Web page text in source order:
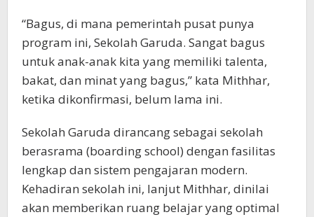
“Bagus, di mana pemerintah pusat punya
program ini, Sekolah Garuda. Sangat bagus
untuk anak-anak kita yang memiliki talenta,
bakat, dan minat yang bagus,” kata Mithhar,
ketika dikonfirmasi, belum lama ini.
Sekolah Garuda dirancang sebagai sekolah
berasrama (boarding school) dengan fasilitas
lengkap dan sistem pengajaran modern.
Kehadiran sekolah ini, lanjut Mithhar, dinilai
akan memberikan ruang belajar yang optimal